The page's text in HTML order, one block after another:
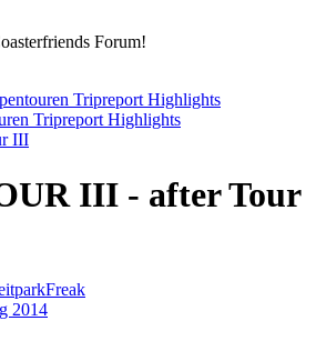
Forum!
Tripreport Highlights
Tripreport Highlights
III
III - after Tour
2014